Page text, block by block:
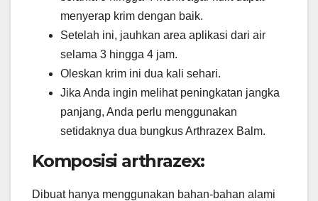
menyerap krim dengan baik.
Setelah ini, jauhkan area aplikasi dari air
selama 3 hingga 4 jam.
Oleskan krim ini dua kali sehari.
Jika Anda ingin melihat peningkatan jangka
panjang, Anda perlu menggunakan
setidaknya dua bungkus Arthrazex Balm.
Komposisi arthrazex:
Dibuat hanya menggunakan bahan-bahan alami